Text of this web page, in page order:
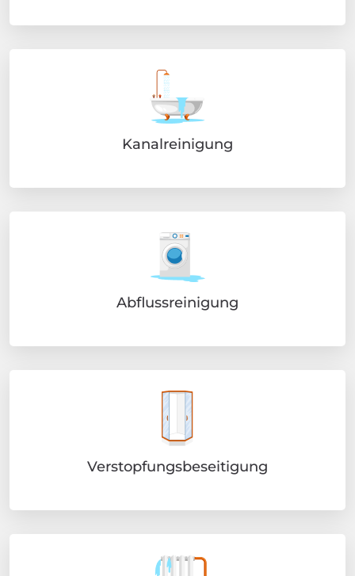
Kanalreinigung
Abflussreinigung
Verstopfungsbeseitigung